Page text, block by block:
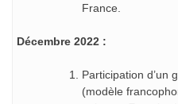
France.
Décembre 2022 :
Participation d’un
(modèle